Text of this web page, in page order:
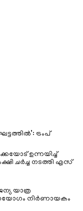
ട്രംപ്
ഉന്നയിച്ച്
ചർച്ച നടത്തി എസ്
യാത്ര
നിർണായകം